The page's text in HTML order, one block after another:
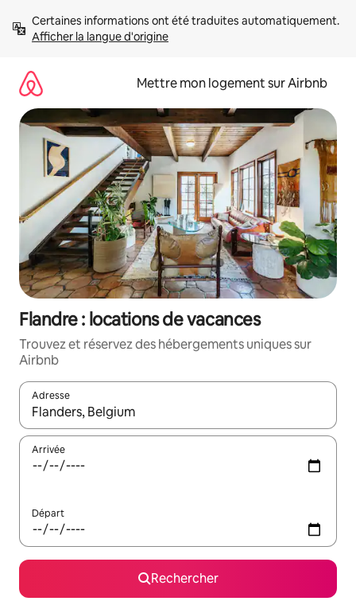
directement
Afficher la langue d'origine
Mettre mon logement sur Airbnb
Flandre : locations de vacances
Trouvez et réservez des hébergements uniques sur
Airbnb
Adresse
Lorsque les résultats s'affichent, utilisez les flèches vers le
Arrivée
Départ
Rechercher